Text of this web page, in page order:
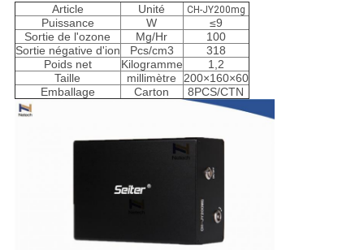
Article
Unité CH-JY200mg
Puissance W
≤9
Sortie de l'ozone
Mg/Hr
100
Sortie négative d'ion
Pcs/cm3
318
Poids net
Kilogramme
1,2
Taille
millimètre
200×160×60
Emballage
Carton 8PCS/CTN